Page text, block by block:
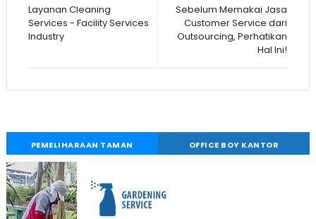
Sebelum Memakai Jasa
Customer Service dari
Outsourcing, Perhatikan
Hal Ini!
Layanan Cleaning
Services - Facility Services
Industry
PEMELIHARAAN TAMAN OFFICE BOY KANTOR